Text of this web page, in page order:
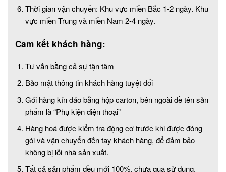
Thời gian vận chuyển: Khu vực miền Bắc 1-2 ngày. Khu
vực miền Trung và miền Nam 2-4 ngày.
Cam kết khách hàng:
Tư vấn bằng cả sự tận tâm
Bảo mật thông tin khách hàng tuyệt đối
Gói hàng kín đáo bằng hộp carton, bên ngoài đề tên sản
phẩm là “Phụ kiện điện thoại”
Hàng hoá được kiểm tra động cơ trước khi được đóng
gói và vận chuyển đến tay khách hàng, để đảm bảo
không bị lỗi nhà sản xuất.
Tất cả sản phẩm đều mới 100%, chưa qua sử dụng.